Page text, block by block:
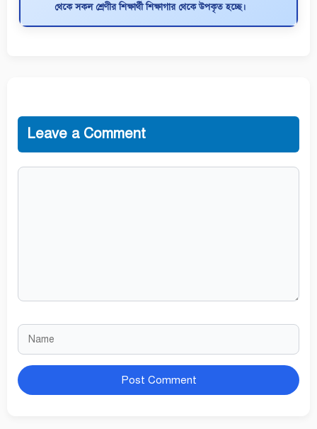
থেকে সকল শ্রেণীর শিক্ষার্থী শিক্ষাগার থেকে উপকৃত হচ্ছে।
Leave a Comment
Comment
Name
Website